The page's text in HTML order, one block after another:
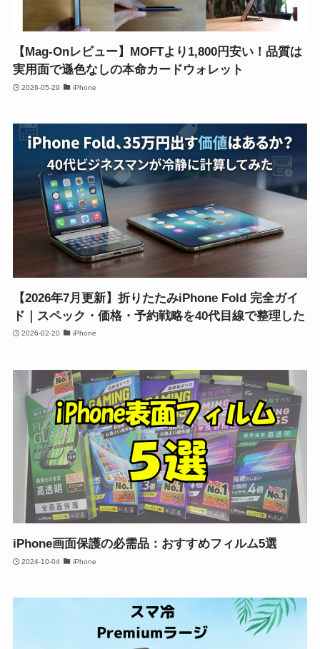
【Mag-Onレビュー】MOFTより1,800円安い！品質は
実用面で遜色なしの本命カードウォレット
2026-05-29 iPhone
【2026年7月更新】折りたたみiPhone Fold 完全ガイ
ド｜スペック・価格・予約戦略を40代目線で整理した
2026-02-20 iPhone
iPhone画面保護の必需品：おすすめフィルム5選
2024-10-04 iPhone